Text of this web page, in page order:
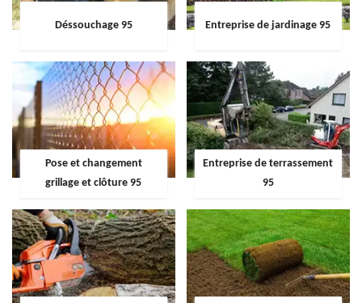
Déssouchage 95 Entreprise de jardinage 95
Pose et changement
grillage et clôture 95
Entreprise de terrassement
95